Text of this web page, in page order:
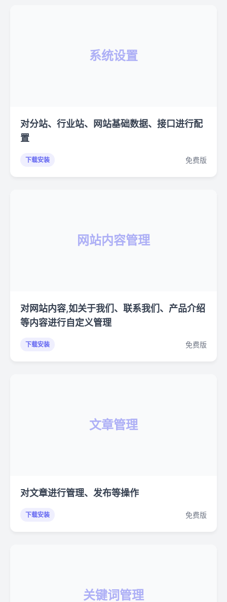
系统设置
对分站、行业站、网站基础数据、接口进行配
置
下载安装 免费版
网站内容管理
对网站内容,如关于我们、联系我们、产品介绍
等内容进行自定义管理
下载安装 免费版
文章管理
对文章进行管理、发布等操作
下载安装 免费版
关键词管理